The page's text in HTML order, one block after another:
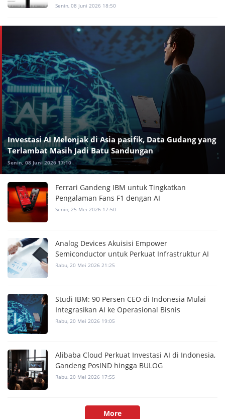
Senin, 08 Juni 2026 18:50
Investasi AI Melonjak di Asia pasifik, Data Gudang yang
Terlambat Masih Jadi Batu Sandungan
Senin, 08 Juni 2026 17:10
Ferrari Gandeng IBM untuk Tingkatkan
Pengalaman Fans F1 dengan AI
Senin, 25 Mei 2026 17:50
Analog Devices Akuisisi Empower
Semiconductor untuk Perkuat Infrastruktur AI
Rabu, 20 Mei 2026 21:25
Studi IBM: 90 Persen CEO di Indonesia Mulai
Integrasikan AI ke Operasional Bisnis
Rabu, 20 Mei 2026 19:05
Alibaba Cloud Perkuat Investasi AI di Indonesia,
Gandeng PosIND hingga BULOG
Rabu, 20 Mei 2026 17:55
More